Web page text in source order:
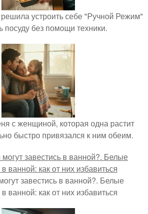
решила устроить себе "Ручной Режим"
посуду без помощи техники.
с женщиной, которая одна растит
быстро привязался к ним обеим.
завестись в ванной?. Белые
ванной: как от них избавиться